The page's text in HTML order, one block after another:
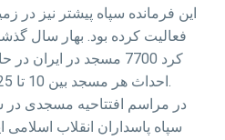
این فرمانده سپاه پیشتر نیز در
فعالیت کرده بود. بهار سال
کرد 7700 مسجد در
احداث هر مسجد بین 10 تا 25 میلیون تومان هزینه می‌کند.
در مراسم افتتاحیه مسجدی
سپاه پاسداران انقلاب